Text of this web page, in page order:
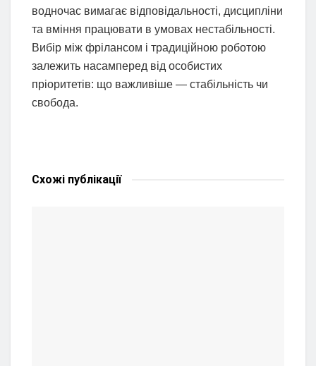
водночас вимагає відповідальності, дисципліни
та вміння працювати в умовах нестабільності.
Вибір між фрілансом і традиційною роботою
залежить насамперед від особистих
пріоритетів: що важливіше — стабільність чи
свобода.
Схожі публікації